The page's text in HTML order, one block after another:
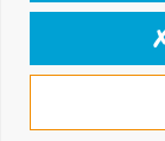
Réalisation: Moustic